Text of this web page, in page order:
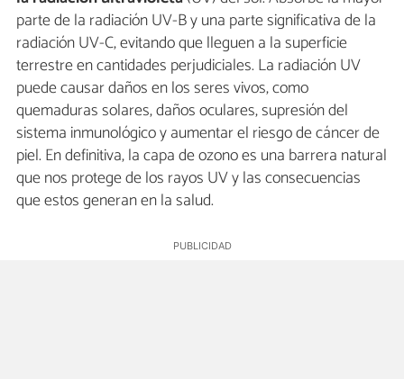
parte de la radiación UV-B y una parte significativa de la
radiación UV-C, evitando que lleguen a la superficie
terrestre en cantidades perjudiciales. La radiación UV
puede causar daños en los seres vivos, como
quemaduras solares, daños oculares, supresión del
sistema inmunológico y aumentar el riesgo de cáncer de
piel. En definitiva, la capa de ozono es una barrera natural
que nos protege de los rayos UV y las consecuencias
que estos generan en la salud.